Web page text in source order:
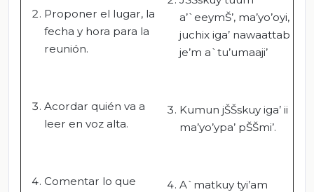
Proponer el lugar, la
fecha y hora para la
reunión.
Acordar quién va a
leer en voz alta.
Comentar lo que
a’`eeymŠ’, ma’yo’oyi,
juchix iga’ nawaattab
je’m a`tu’umaaji’
Kumun jŠŠskuy iga’ ii
ma’yo’ypa’ pŠŠmi’.
A`matkuy tyi’am